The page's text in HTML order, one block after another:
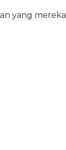
yang mereka